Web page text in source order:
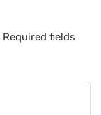
Required fields